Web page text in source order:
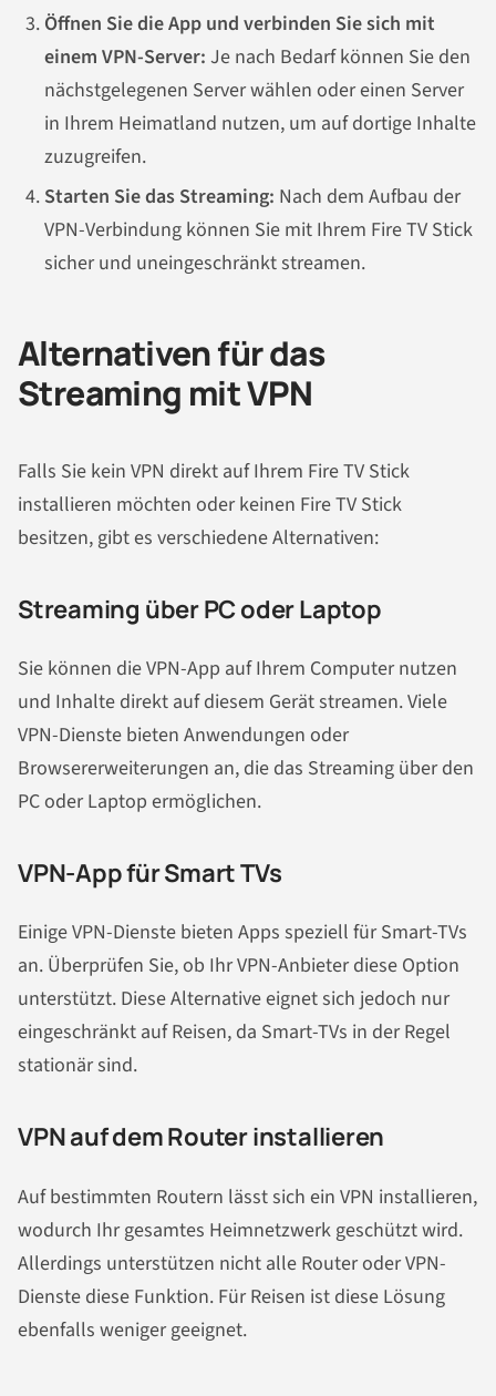
Öffnen Sie die App und verbinden Sie sich mit
einem VPN-Server: Je nach Bedarf können Sie den
nächstgelegenen Server wählen oder einen Server
in Ihrem Heimatland nutzen, um auf dortige Inhalte
zuzugreifen.
Starten Sie das Streaming: Nach dem Aufbau der
VPN-Verbindung können Sie mit Ihrem Fire TV Stick
sicher und uneingeschränkt streamen.
Alternativen für das
Streaming mit VPN
Falls Sie kein VPN direkt auf Ihrem Fire TV Stick
installieren möchten oder keinen Fire TV Stick
besitzen, gibt es verschiedene Alternativen:
Streaming über PC oder Laptop
Sie können die VPN-App auf Ihrem Computer nutzen
und Inhalte direkt auf diesem Gerät streamen. Viele
VPN-Dienste bieten Anwendungen oder
Browsererweiterungen an, die das Streaming über den
PC oder Laptop ermöglichen.
VPN-App für Smart TVs
Einige VPN-Dienste bieten Apps speziell für Smart-TVs
an. Überprüfen Sie, ob Ihr VPN-Anbieter diese Option
unterstützt. Diese Alternative eignet sich jedoch nur
eingeschränkt auf Reisen, da Smart-TVs in der Regel
stationär sind.
VPN auf dem Router installieren
Auf bestimmten Routern lässt sich ein VPN installieren,
wodurch Ihr gesamtes Heimnetzwerk geschützt wird.
Allerdings unterstützen nicht alle Router oder VPN-
Dienste diese Funktion. Für Reisen ist diese Lösung
ebenfalls weniger geeignet.